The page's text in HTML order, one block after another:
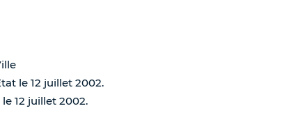
le 12 juillet 2002.
12 juillet 2002.